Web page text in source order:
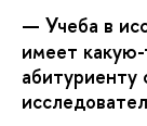
— Учеба в
имеет
абитуриенту